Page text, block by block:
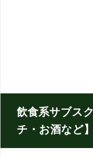
飲食系サブス
チ・お酒など】